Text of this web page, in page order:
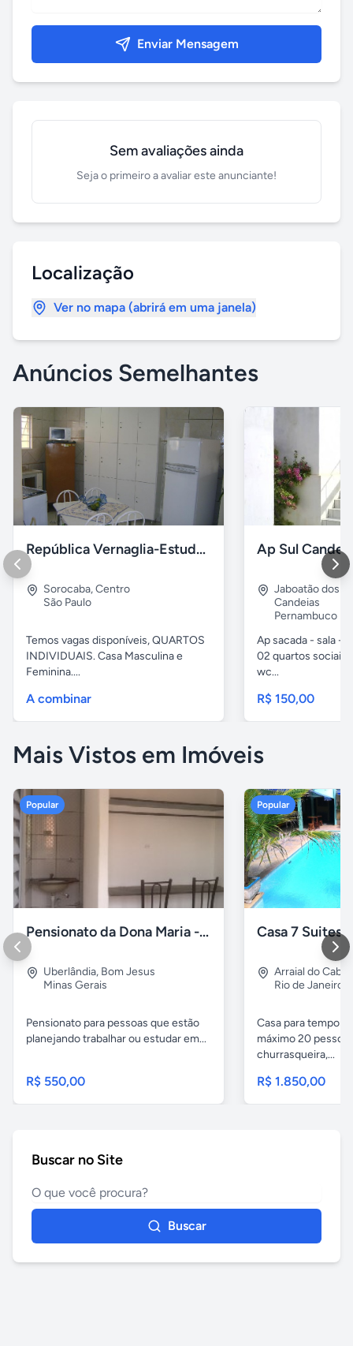
Enviar Mensagem
Sem avaliações ainda
Seja o primeiro a avaliar este anunciante!
Localização
Ver no mapa (abrirá em uma janela)
Anúncios Semelhantes
República Vernaglia-Estudantes e ou Trabalhadores
Sorocaba,Centro
São Paulo
Temos vagas disponíveis, QUARTOS
INDIVIDUAIS. Casa Masculina e
Feminina....
A combinar
Ap Sul
Jaboatão dos
Candeias
Pernambuco
Ap sacada - sala -
02 quartos
wc...
R$ 150,00
Mais Vistos em Imóveis
Popular
Pensionato da Dona Maria - Uberlândia/MG
Uberlândia, Bom Jesus
Minas Gerais
Pensionato para pessoas que estão
planejando trabalhar ou estudar em...
R$ 550,00
Popular
Arraial do Cabo
Rio de Janeiro
Casa para
máximo 20
churrasqueira,...
R$ 1.850,00
Buscar no Site
Buscar